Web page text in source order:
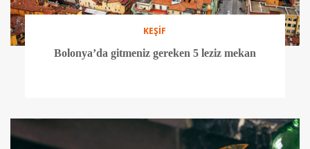
KEŞİF
Bolonya’da gitmeniz gereken 5 leziz mekan